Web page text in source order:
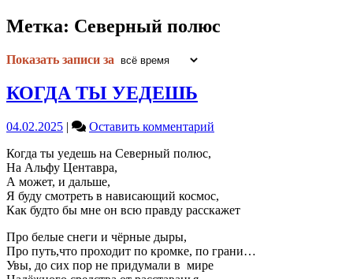
Метка: Северный полюс
Показать записи за
КОГДА ТЫ УЕДЕШЬ
04.02.2025 | Оставить комментарий
Когда ты уедешь на Северный полюс,
На Альфу Центавра,
А может, и дальше,
Я буду смотреть в нависающий космос,
Как будто бы мне он всю правду расскажет
Про белые снеги и чёрные дыры,
Про путь,что проходит по кромке, по грани…
Увы, до сих пор не придумали в мире